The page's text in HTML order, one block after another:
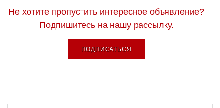
Не хотите пропустить интересное объявление?
Подпишитесь на нашу рассылку.
ПОДПИСАТЬСЯ